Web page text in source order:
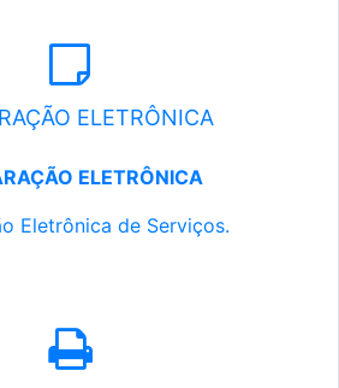
ELETRÔNICA
ELETRÔNICA
Eletrônica de Serviços.